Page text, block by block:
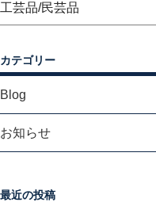
工芸品/民芸品
カテゴリー
Blog
お知らせ
最近の投稿